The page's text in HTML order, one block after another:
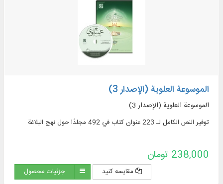
الموسوعة العلوية (الإصدار 3)
الموسوعة العلوية (الإصدار 3)
توفير النص الكامل لـ 223 عنوان كتاب في 492 مجلدًا حول نهج البلاغة
238,000 تومان
مقایسه کنید جزئیات محصول